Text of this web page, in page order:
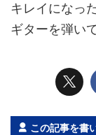
キレイになっ
ギターを弾い
この記事を書